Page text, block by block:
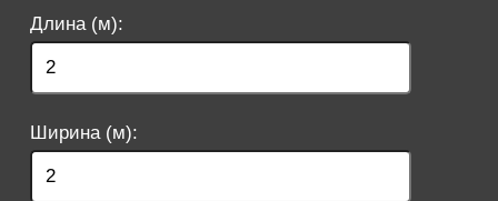
Длина (м):
Ширина (м):